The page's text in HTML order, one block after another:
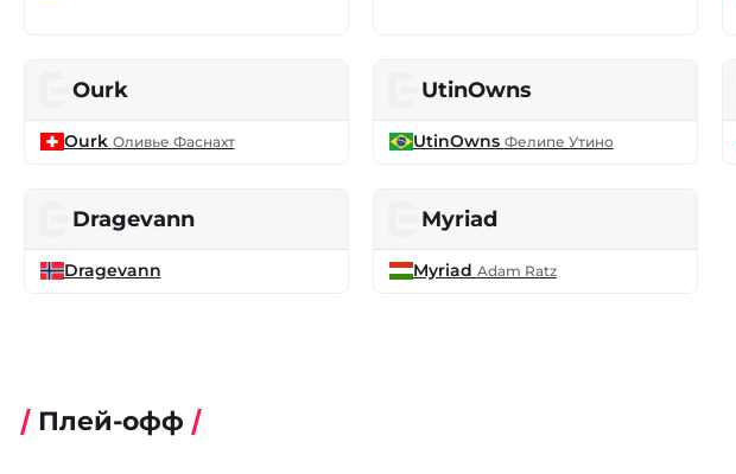
Ourk
Ourk Оливье Фаснахт
UtinOwns
UtinOwns Фелипе Утино
Dragevann
Dragevann
Myriad
Myriad Adam Ratz
Плей-офф